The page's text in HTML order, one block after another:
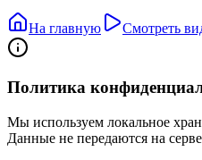
На главную Смотреть
Политика
Мы используем локальное
Данные не передаются на